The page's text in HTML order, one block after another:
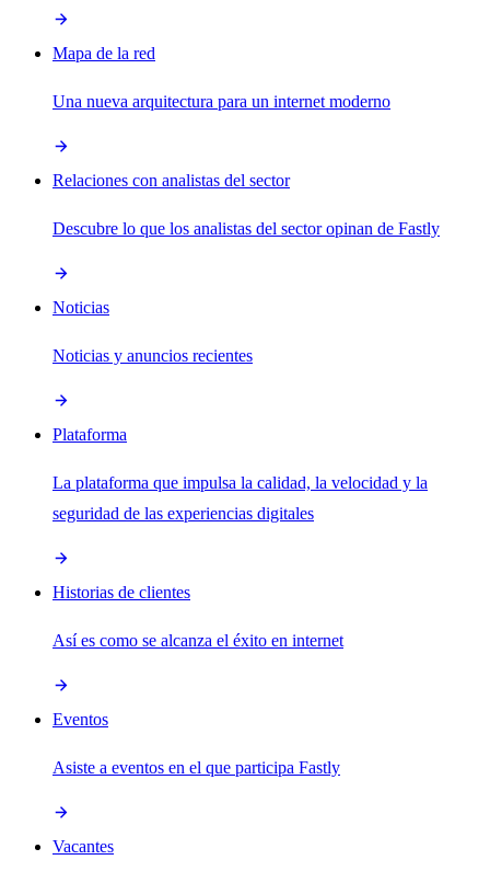
Mapa de la red
Una nueva arquitectura para un internet moderno
Relaciones con analistas del sector
Descubre lo que los analistas del sector opinan de Fastly
Noticias
Noticias y anuncios recientes
Plataforma
La plataforma que impulsa la calidad, la velocidad y la
seguridad de las experiencias digitales
Historias de clientes
Así es como se alcanza el éxito en internet
Eventos
Asiste a eventos en el que participa Fastly
Vacantes